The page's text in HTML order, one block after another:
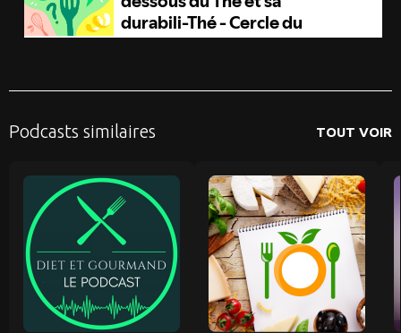
Podcasts similaires TOUT VOIR